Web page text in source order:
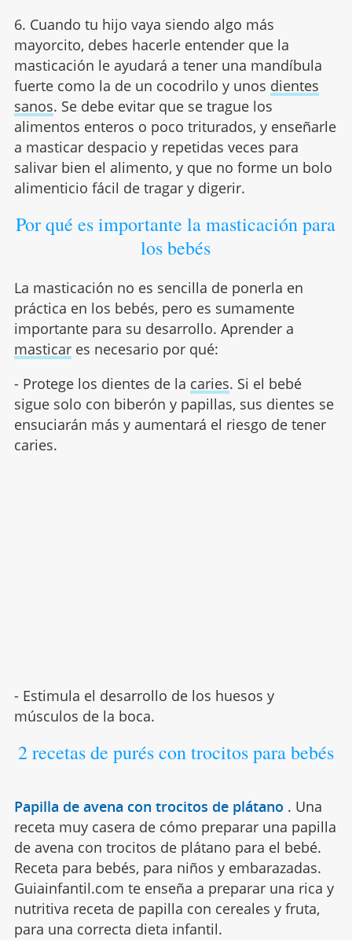
6. Cuando tu hijo vaya siendo algo más
mayorcito, debes hacerle entender que la
masticación le ayudará a tener una mandíbula
fuerte como la de un cocodrilo y unos dientes
sanos. Se debe evitar que se trague los
alimentos enteros o poco triturados, y enseñarle
a masticar despacio y repetidas veces para
salivar bien el alimento, y que no forme un bolo
alimenticio fácil de tragar y digerir.
Por qué es importante la masticación para
los bebés
La masticación no es sencilla de ponerla en
práctica en los bebés, pero es sumamente
importante para su desarrollo. Aprender a
masticares necesario por qué:
- Protege los dientes de la caries. Si el bebé
sigue solo con biberón y papillas, sus dientes se
ensuciarán más y aumentará el riesgo de tener
caries.
- Estimula el desarrollo de los huesos y
músculos de la boca.
2 recetas de purés con trocitos para bebés
Papilla de avena con trocitos de plátano . Una
receta muy casera de cómo preparar una papilla
de avena con trocitos de plátano para el bebé.
Receta para bebés, para niños y embarazadas.
Guiainfantil.com te enseña a preparar una rica y
nutritiva receta de papilla con cereales y fruta,
para una correcta dieta infantil.